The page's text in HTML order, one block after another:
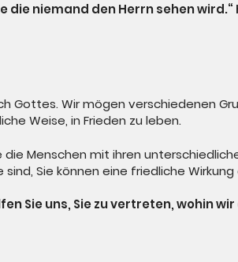
niemand den Herrn sehen wird.“
Gottes. Wir mögen verschiedenen
Weise, in Frieden zu leben.
Menschen mit ihren
Sie können eine friedliche Wirkung
Sie uns, Sie zu vertreten, wohin